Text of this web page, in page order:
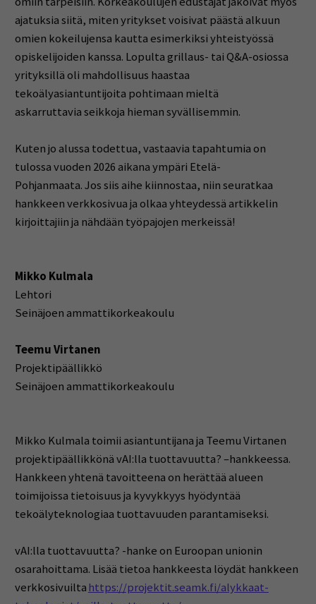
ajatuksia siitä, miten yritykset voisivat päästä alkuun
omien kokeilujensa kautta esimerkiksi yhteistyössä
opiskelijoiden kanssa. Lopulta grillaus- tai Q&A-osiossa
yrityksillä oli mahdollisuus haastaa
tekoälyasiantuntijoita pohtimaan mieltä
askarruttavia seikkoja hieman syvällisemmin.
Kuten jo alussa todettua, vastaavia tapahtumia on
tulossa vuoden 2026 aikana ympäri Etelä-
Pohjanmaata. Jos siis aihe kiinnostaa, niin seuratkaa
hankkeen verkkosivua ja olkaa yhteydessä artikkelin
kirjoittajiin ja nähdään työpajojen merkeissä!
Mikko Kulmala
Lehtori
Seinäjoen ammattikorkeakoulu
Teemu Virtanen
Projektipäällikkö
Seinäjoen ammattikorkeakoulu
Mikko Kulmala toimii asiantuntijana ja Teemu Virtanen
projektipäällikkönä vAI:lla tuottavuutta? –hankkeessa.
Hankkeen yhtenä tavoitteena on herättää alueen
toimijoissa tietoisuus ja kyvykkyys hyödyntää
tekoälyteknologiaa tuottavuuden parantamiseksi.
vAI:lla tuottavuutta? -hanke on Euroopan unionin
osarahoittama. Lisää tietoa hankkeesta löydät hankkeen
verkkosivuiltahttps://projektit.seamk.fi/alykkaat-